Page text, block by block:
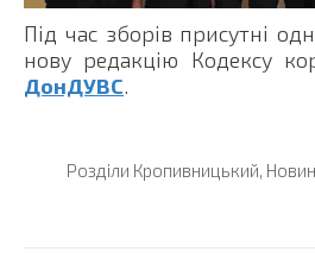
Під час зборів присутні
нову редакцію Кодексу
ДонДУВС.
Розділи Кропивницький,